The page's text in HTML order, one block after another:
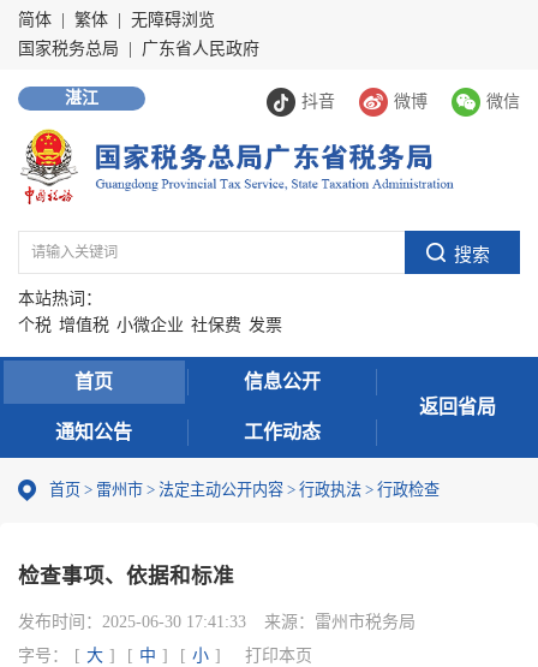
简体 繁体
无障碍浏览
国家税务总局
广东省人民政府
抖音 微博 微信
湛江
本站热词：
个税 增值税 小微企业 社保费 发票
首页 信息公开
通知公告 工作动态
返回省局
首页 > 雷州市 > 法定主动公开内容 > 行政执法 > 行政检查
检查事项、依据和标准
发布时间： 2025-06-30 17:41:33 来源： 雷州市税务局
字号：
[ 大 ] [ 中 ] [ 小 ] 打印本页